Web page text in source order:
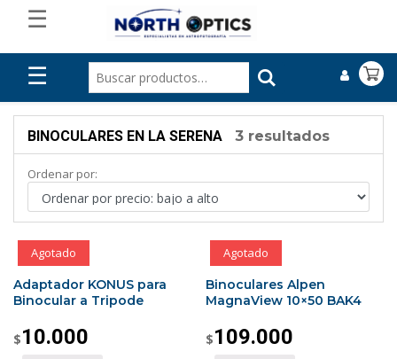
☰
☰
BINOCULARES EN LA SERENA 3 resultados
Ordenar por:
Agotado
Adaptador KONUS para
Binocular a Tripode
$10.000
Agotado
Binoculares Alpen
MagnaView 10×50 BAK4
$109.000